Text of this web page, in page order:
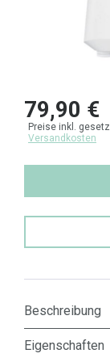
79,90 €
Preise inkl.
Versandkosten
Beschreibung
Eigenschaften